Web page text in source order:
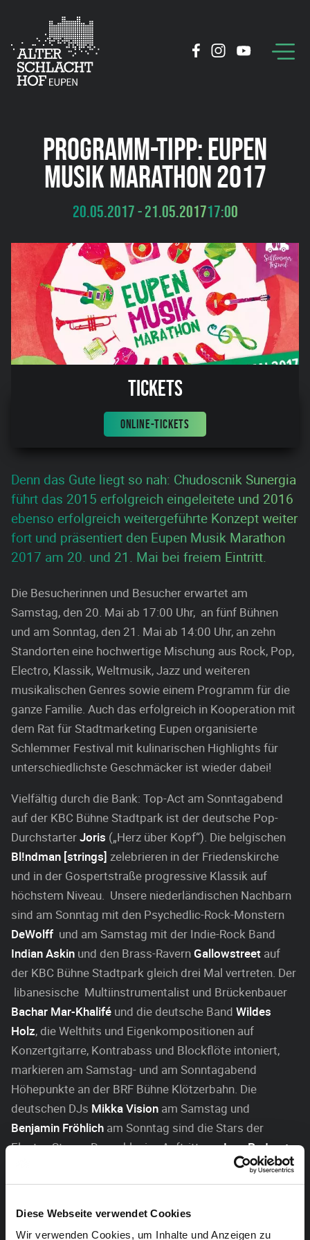
Diese Webseite verwendet Cookies
Wir verwenden Cookies, um Inhalte und Anzeigen zu
PROGRAMM-TIPP: EUPEN
MUSIK MARATHON 2017
20.05.2017 - 21.05.201717:00
Tickets
ONLINE-TICKETS
Denn das Gute liegt so nah: Chudoscnik Sunergia
führt das 2015 erfolgreich eingeleitete und 2016
ebenso erfolgreich weitergeführte Konzept weiter
fort und präsentiert den Eupen Musik Marathon
2017 am 20. und 21. Mai bei freiem Eintritt.
Die Besucherinnen und Besucher erwartet am
Samstag, den 20. Mai ab 17:00 Uhr, an fünf Bühnen
und am Sonntag, den 21. Mai ab 14:00 Uhr, an zehn
Standorten eine hochwertige Mischung aus Rock, Pop,
Electro, Klassik, Weltmusik, Jazz und weiteren
musikalischen Genres sowie einem Programm für die
ganze Familie. Auch das erfolgreich in Kooperation mit
dem Rat für Stadtmarketing Eupen organisierte
Schlemmer Festival mit kulinarischen Highlights für
unterschiedlichste Geschmäcker ist wieder dabei!
Vielfältig durch die Bank: Top-Act am Sonntagabend
auf der KBC Bühne Stadtpark ist der deutsche Pop-
DurchstarterJoris („Herz über Kopf“). Die belgischen
Bl!ndman [strings] zelebrieren in der Friedenskirche
und in der Gospertstraße progressive Klassik auf
höchstem Niveau. Unsere niederländischen Nachbarn
sind am Sonntag mit den Psychedlic-Rock-Monstern
DeWolff und am Samstag mit der Indie-Rock Band
Indian Askin und den Brass-RavernGallowstreet auf
der KBC Bühne Stadtpark gleich drei Mal vertreten. Der
libanesische Multiinstrumentalist und Brückenbauer
Bachar Mar-Khalifé und die deutsche Band Wildes
Holz, die Welthits und Eigenkompositionen auf
Konzertgitarre, Kontrabass und Blockflöte intoniert,
markieren am Samstag- und am Sonntagabend
Höhepunkte an der BRF Bühne Klötzerbahn. Die
deutschen DJs Mikka Vision am Samstag und
Benjamin Fröhlich am Sonntag sind die Stars der
Electro-Stage. Der exklusive Auftritt vonIvan Paduart,
und Begleitband auf der BRF Bühne
Klötzerbahn ist ein Leckerbissen für Freunde von Jazz